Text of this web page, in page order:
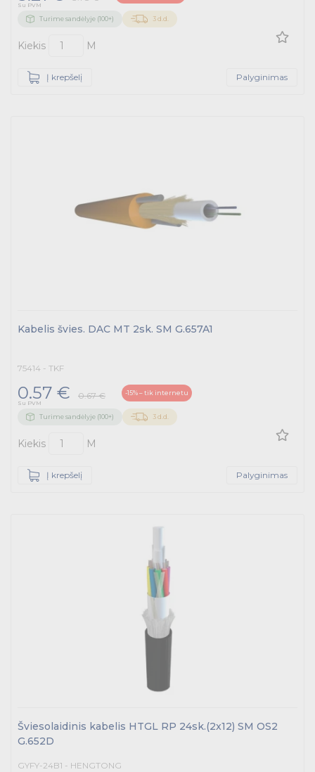
Su PVM
Turime sandėlyje (100+) 3 d.d.
Kiekis M
Į krepšelį Palyginimas
Kabelis švies. DAC MT 2sk. SM G.657A1
75414 - TKF
0.57 € 0.67 € -15% – tik internetu
Su PVM
Turime sandėlyje (100+) 3 d.d.
Kiekis M
Į krepšelį Palyginimas
Šviesolaidinis kabelis HTGL RP 24sk.(2x12) SM OS2
G.652D
GYFY-24B1 - HENGTONG